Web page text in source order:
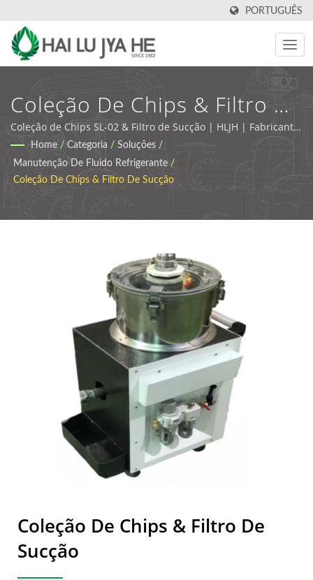
PORTUGUÊS
Coleção De Chips & Filtro De
Sucção | Fluidos De
Usinagem E Soluções De
Lubrificação Personalizadas
| HLJH
Coleção de Chips SL-02 & Filtro de Sucção | HLJH | Fabricante
e Fornecedor de Lubrificantes Industriais e Fluidos de
Usinagem em Taiwan
Home / Categoria / Soluções /
Manutenção De Fluido Refrigerante /
Coleção De Chips & Filtro De Sucção
Coleção De Chips & Filtro De
Sucção